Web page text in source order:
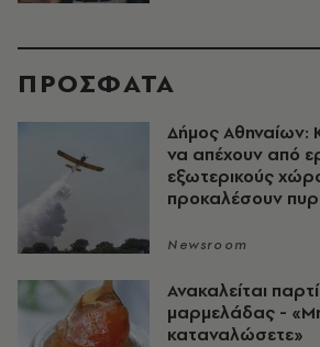
ΠΡΟΣΦΑΤΑ
Δήμος Αθηναίων:
να απέχουν από
εξωτερικούς
προκαλέσουν
Newsroom
Ανακαλείται
μαρμελάδας -
καταναλώσετε»